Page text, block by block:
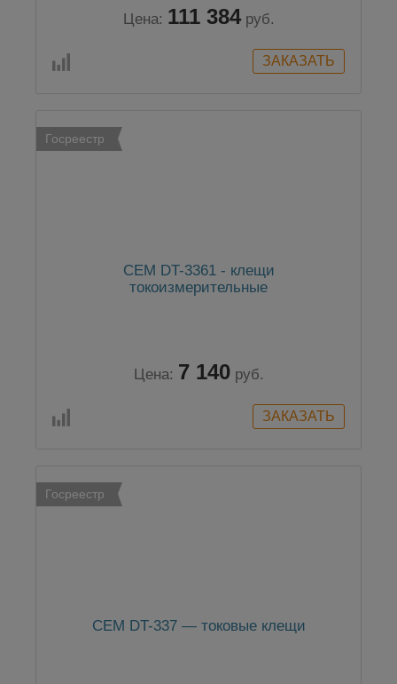
Цена: 111 384 руб.
Госреестр
CEM DT-3361 - клещи
токоизмерительные
Цена: 7 140 руб.
Госреестр
CEM DT-337 — токовые клещи